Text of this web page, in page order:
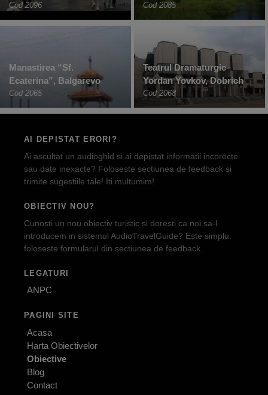
Cod 2096 Cod 2085
Manastirea “Sf.
Ecaterina”, Balgarevo
Cod 2065
Teatrul Dramaturgic
Yordan Yovkov, Dobrich
Cod 2068
AI DEPISTAT ERORI?
Ai ascultat un audioghid si ai depistat informatii incorecte
sau date inexacte? Foloseste sectiunea de feedback si
trimite sugestiile tale! Iti multumim!
OBIECTIV NOU?
Cunosti un nou obiectiv turistic si doresti ca noi sa-l
introducem in sistemul AudioTravelGuide? Este simplu:
foloseste formularul din sectiunea de feedback.
LEGATURI
ANPC
PAGINI SITE
Acasa
Harta Obiectivelor
Obiective
Blog
Contact